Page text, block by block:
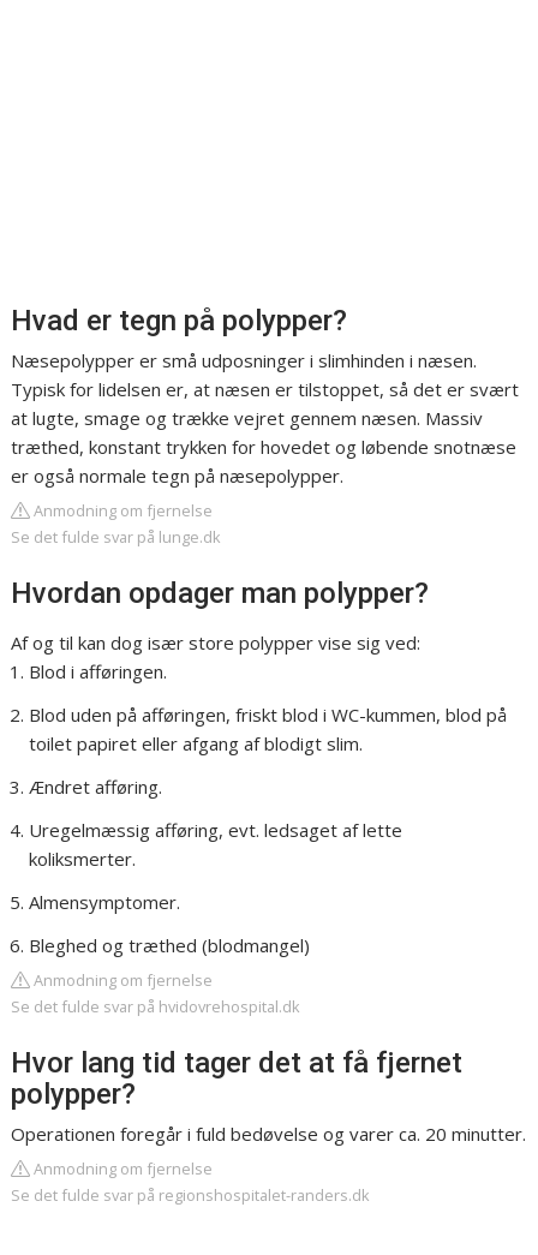
Hvad er tegn på polypper?
Næsepolypper er små udposninger i slimhinden i næsen.
Typisk for lidelsen er, at næsen er tilstoppet, så det er svært
at lugte, smage og trække vejret gennem næsen. Massiv
træthed, konstant trykken for hovedet og løbende snotnæse
er også normale tegn på næsepolypper.
Anmodning om fjernelse
Se det fulde svar på lunge.dk
Hvordan opdager man polypper?
Af og til kan dog især store polypper vise sig ved:
Blod i afføringen.
Blod uden på afføringen, friskt blod i WC-kummen, blod på
toilet papiret eller afgang af blodigt slim.
Ændret afføring.
Uregelmæssig afføring, evt. ledsaget af lette
koliksmerter.
Almensymptomer.
Bleghed og træthed (blodmangel)
Anmodning om fjernelse
Se det fulde svar på hvidovrehospital.dk
Hvor lang tid tager det at få fjernet
polypper?
Operationen foregår i fuld bedøvelse og varer ca. 20 minutter.
Anmodning om fjernelse
Se det fulde svar på regionshospitalet-randers.dk